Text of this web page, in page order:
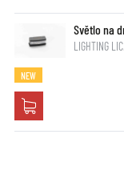
Světlo na
LIGHTING
NEW